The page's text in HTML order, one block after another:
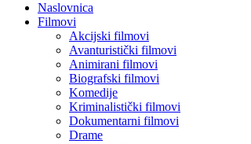
Naslovnica
Filmovi
Akcijski filmovi
Avanturistički filmovi
Animirani filmovi
Biografski filmovi
Komedije
Kriminalistički filmovi
Dokumentarni filmovi
Drame